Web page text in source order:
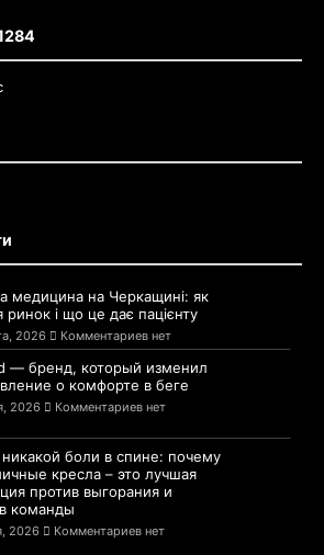
медицина на Черкащині: як
ринок і що це дає пацієнту
2026 Комментариев нет
— бренд, который изменил
о комфорте в беге
2026 Комментариев нет
боли в спине: почему
кресла – это лучшая
против выгорания и
команды
2026 Комментариев нет